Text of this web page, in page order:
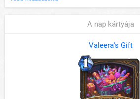
A nap kártyája
Valeera's Gift